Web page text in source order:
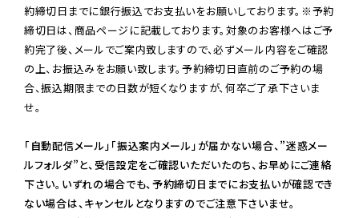
約締切日までに銀行振込でお支払いをお願いしております。※予約
締切日は、商品ページに記載しております。対象のお客様へはご予
約完了後、メールでご案内致しますので、必ずメール内容をご確認
の上、お振込みをお願い致します。予約締切日直前のご予約の場
合、振込期限までの日数が短くなりますが、何卒ご了承下さいま
せ。
「自動配信メール」「振込案内メール」が届かない場合、”迷惑メー
ルフォルダ”と、受信設定をご確認いただいたのち、お早めにご連絡
下さい。いずれの場合でも、予約締切日までにお支払いが確認でき
ない場合は、キャンセルとなりますのでご注意下さいませ。